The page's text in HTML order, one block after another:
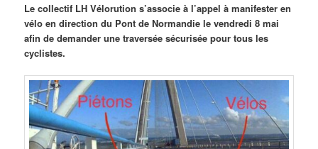
Le collectif LH Vélorution s’associe à l’appel à manifester en
vélo en direction du Pont de Normandie le vendredi 8 mai
afin de demander une traversée sécurisée pour tous les
cyclistes.